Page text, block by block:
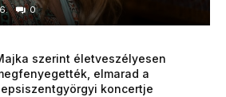
0
szerint életveszélyesen
elmarad a
koncertje